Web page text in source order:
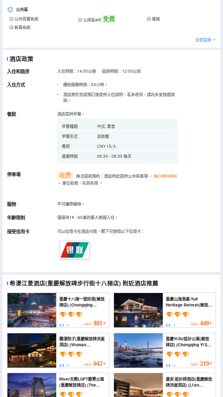
公共區
公共音響系統 公用區wifi 免費
電梯
新風系統
全部設施
酒店政策
入住和退房 入住時間：14:00以後 退房時間：12:00以前
入住方式
櫃枱服務時間：24小時。
酒店將於完成預訂後提供入住說明，若未收到，請向永安旅遊詢
問。
餐飲 酒店提供早餐。
早餐種類
中式, 素食
早餐形式
自助餐
費用
CNY 15/人
營業時間
06:30 - 08:30 每天
停車場 收费 無法提前預約：酒店附近提供公共停車場 ， 每小時RMB4
。 車位有限，先到先得 。
寵物 不可攜帶寵物。
年齡限制 僅接待18 - 60歲的客人辦理入住。
接受信用卡 可以信用卡在酒店付款，閣下可使用以下信用卡：
希漫江景酒店(重慶解放碑步行街十八梯店) 附近酒店推薦
重慶十八梯一號民宿(解放
碑店) (Chongqing
ShibaTi No.1 Homestay
(Jiefangbei Branch))
4.5 / 5 HKD 801+
重慶山海漁裏·Yuli
Heritage Retreat(解放碑
洪崖洞店) (Shanhai Yuli
Heritage Retreat)
4.6/ 5 HKD 440+
霧漫院子(重慶解放碑洪崖
洞店) (Wuman
Courtyard (Chongqing
Jiefangbei Area Hong
4.8 / 5 HKD 642+
重慶YI·SU設計公寓(解放
碑店) (Chongqing Yi Su
Design apartment)
4.8/ 5 HKD 219+
River天際LOFT歡聚公寓
(重慶解放碑店) (The
Moss Loft Apartment
裏安·設計師酒店(重慶解放
碑洪崖洞店) (Li'an
Designer Hotel)